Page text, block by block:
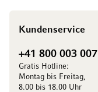
Kundenservice
+41 800 003 007
Gratis Hotline:
Montag bis Freitag,
8.00 bis 18.00 Uhr